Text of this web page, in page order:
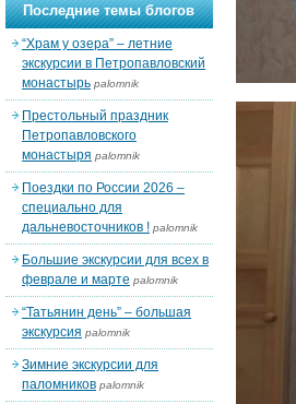
Последние темы блогов
“Храм у озера” – летние
экскурсии в Петропавловский
монастырь palomnik
Престольный праздник
Петропавловского
монастыря palomnik
Поездки по России 2026 –
специально для
дальневосточников ! palomnik
Большие экскурсии для всех в
феврале и марте palomnik
“Татьянин день” – большая
экскурсия palomnik
Зимние экскурсии для
паломников palomnik